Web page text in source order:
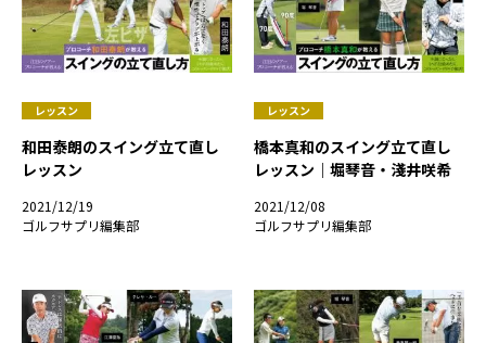
レッスン
和田泰朗のスイング立て直し
レッスン
2021/12/19
ゴルフサプリ編集部
レッスン
橋本真和のスイング立て直し
レッスン｜堀琴音・淺井咲希
2021/12/08
ゴルフサプリ編集部